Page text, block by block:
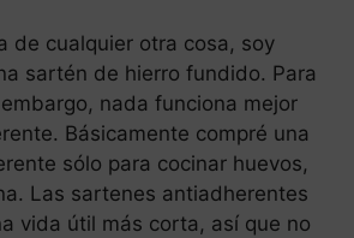
de cualquier otra cosa, soy
sartén de hierro fundido. Para
nada funciona mejor
Básicamente compré una
sólo para cocinar huevos,
Las sartenes antiadherentes
vida útil más corta, así que no